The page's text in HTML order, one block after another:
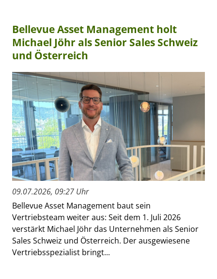
Bellevue Asset Management holt
Michael Jöhr als Senior Sales Schweiz
und Österreich
09.07.2026, 09:27 Uhr
Bellevue Asset Management baut sein
Vertriebsteam weiter aus: Seit dem 1. Juli 2026
verstärkt Michael Jöhr das Unternehmen als Senior
Sales Schweiz und Österreich. Der ausgewiesene
Vertriebsspezialist bringt...